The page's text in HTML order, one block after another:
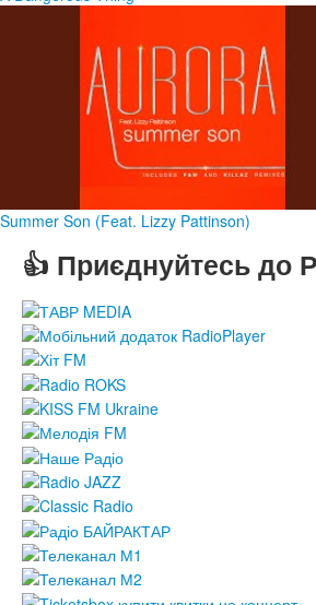
Summer Son (Feat. Lizzy Pattinson)
👍 Приєднуйтесь до